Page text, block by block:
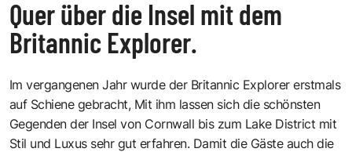
Quer über die Insel mit dem
Britannic Explorer.
Im vergangenen Jahr wurde der Britannic Explorererstmals
auf Schiene gebracht, Mit ihm lassen sich die schönsten
Gegenden der Insel von Cornwall bis zum Lake District mit
Stil und Luxus sehr gut erfahren. Damit die Gäste auch die